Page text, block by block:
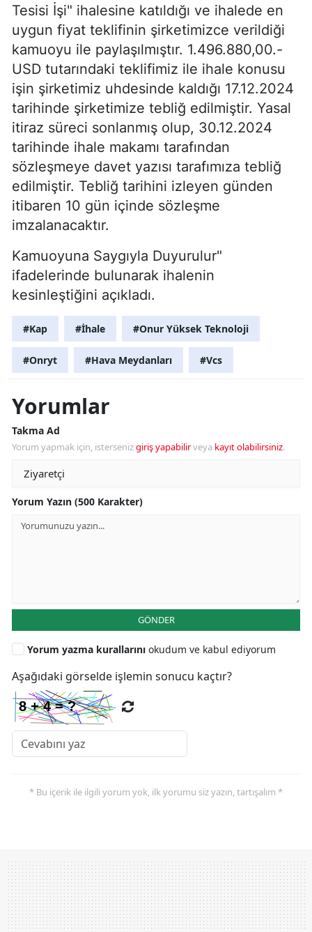
Tesisi İşi" ihalesine katıldığı ve ihalede en
uygun fiyat teklifinin şirketimizce verildiği
kamuoyu ile paylaşılmıştır. 1.496.880,00.-
USD tutarındaki teklifimiz ile ihale konusu
işin şirketimiz uhdesinde kaldığı 17.12.2024
tarihinde şirketimize tebliğ edilmiştir. Yasal
itiraz süreci sonlanmış olup, 30.12.2024
tarihinde ihale makamı tarafından
sözleşmeye davet yazısı tarafımıza tebliğ
edilmiştir. Tebliğ tarihini izleyen günden
itibaren 10 gün içinde sözleşme
imzalanacaktır.
Kamuoyuna Saygıyla Duyurulur"
ifadelerinde bulunarak ihalenin
kesinleştiğini açıkladı.
#Kap #İhale #Onur Yüksek Teknoloji
#Onryt #Hava Meydanları #Vcs
Yorumlar
Takma Ad
Yorum yapmak için, istersenizgiriş yapabilirveya kayıt olabilirsiniz.
Yorum Yazın (500 Karakter)
GÖNDER
Yorum yazma kurallarını okudum ve kabul ediyorum
Aşağıdaki görselde işlemin sonucu kaçtır?
* Bu içerik ile ilgili yorum yok, ilk yorumu siz yazın, tartışalım *